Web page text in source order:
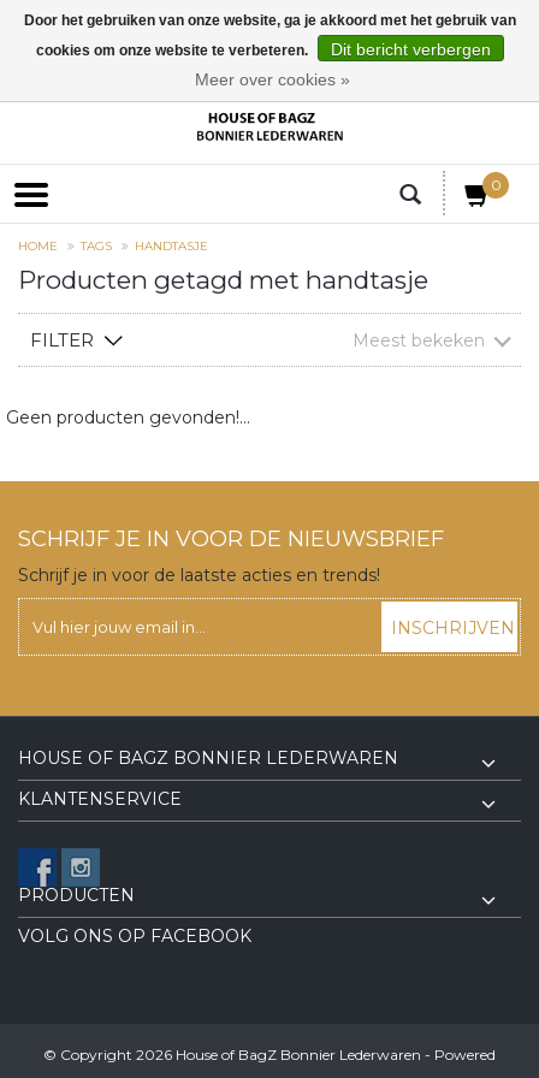
0
HOME TAGS HANDTASJE
Producten getagd met handtasje
FILTER Meest bekeken
Geen producten gevonden!...
SCHRIJF JE IN VOOR DE NIEUWSBRIEF
Schrijf je in voor de laatste acties en trends!
INSCHRIJVEN
HOUSE OF BAGZ BONNIER LEDERWAREN
KLANTENSERVICE
PRODUCTEN
VOLG ONS OP FACEBOOK
© Copyright 2026 House of BagZ Bonnier Lederwaren - Powered
Door het gebruiken van onze website, ga je akkoord met het gebruik van
cookies om onze website te verbeteren.
Dit bericht verbergen
Meer over cookies »